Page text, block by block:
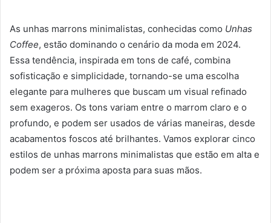
As unhas marrons minimalistas, conhecidas como Unhas
Coffee, estão dominando o cenário da moda em 2024.
Essa tendência, inspirada em tons de café, combina
sofisticação e simplicidade, tornando-se uma escolha
elegante para mulheres que buscam um visual refinado
sem exageros. Os tons variam entre o marrom claro e o
profundo, e podem ser usados de várias maneiras, desde
acabamentos foscos até brilhantes. Vamos explorar cinco
estilos de unhas marrons minimalistas que estão em alta e
podem ser a próxima aposta para suas mãos.